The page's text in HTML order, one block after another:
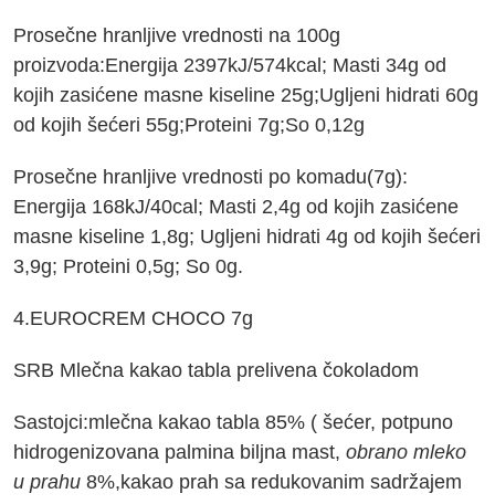
Prosečne hranljive vrednosti na 100g
proizvoda:Energija 2397kJ/574kcal; Masti 34g od
kojih zasićene masne kiseline 25g;Ugljeni hidrati 60g
od kojih šećeri 55g;Proteini 7g;So 0,12g
Prosečne hranljive vrednosti po komadu(7g):
Energija 168kJ/40cal; Masti 2,4g od kojih zasićene
masne kiseline 1,8g; Ugljeni hidrati 4g od kojih šećeri
3,9g; Proteini 0,5g; So 0g.
4.EUROCREM CHOCO 7g
SRB Mlečna kakao tabla prelivena čokoladom
Sastojci:mlečna kakao tabla 85% ( šećer, potpuno
hidrogenizovana palmina biljna mast, obrano mleko
u prahu 8%,kakao prah sa redukovanim sadržajem